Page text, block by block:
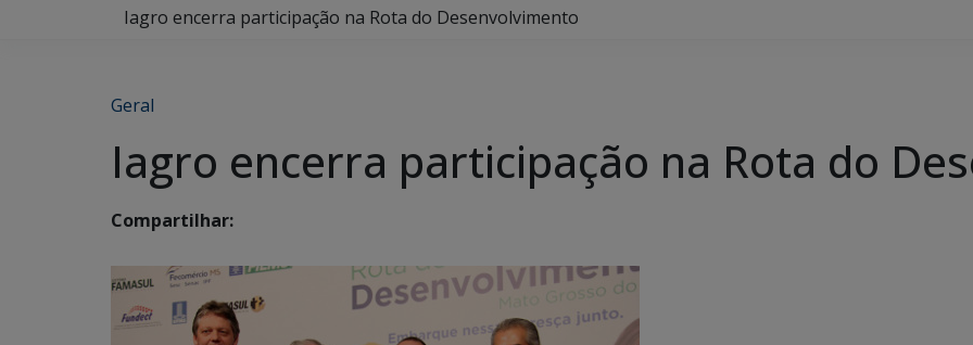
Iagro encerra participação na Rota do Desenvolvimento
Geral
Iagro encerra participação na Rota do
Compartilhar: